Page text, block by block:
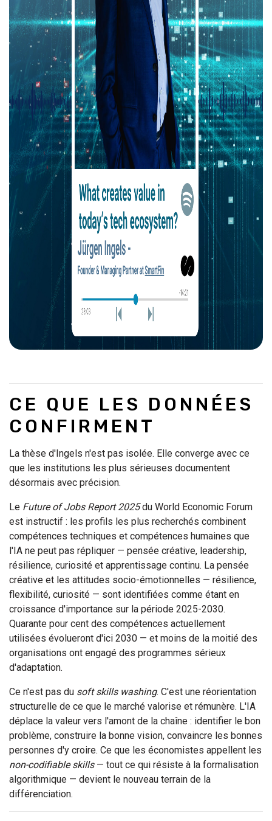
CE QUE LES DONNÉES
CONFIRMENT
La thèse d'Ingels n'est pas isolée. Elle converge avec ce
que les institutions les plus sérieuses documentent
désormais avec précision.
Le Future of Jobs Report 2025du World Economic Forum
est instructif : les profils les plus recherchés combinent
compétences techniques et compétences humaines que
l'IA ne peut pas répliquer — pensée créative, leadership,
résilience, curiosité et apprentissage continu. La pensée
créative et les attitudes socio-émotionnelles — résilience,
flexibilité, curiosité — sont identifiées comme étant en
croissance d'importance sur la période 2025-2030.
Quarante pour cent des compétences actuellement
utilisées évolueront d'ici 2030 — et moins de la moitié des
organisations ont engagé des programmes sérieux
d'adaptation.
Ce n'est pas du soft skills washing. C'est une réorientation
structurelle de ce que le marché valorise et rémunère. L'IA
déplace la valeur vers l'amont de la chaîne : identifier le bon
problème, construire la bonne vision, convaincre les bonnes
personnes d'y croire. Ce que les économistes appellent les
non-codifiable skills— tout ce qui résiste à la formalisation
algorithmique — devient le nouveau terrain de la
différenciation.